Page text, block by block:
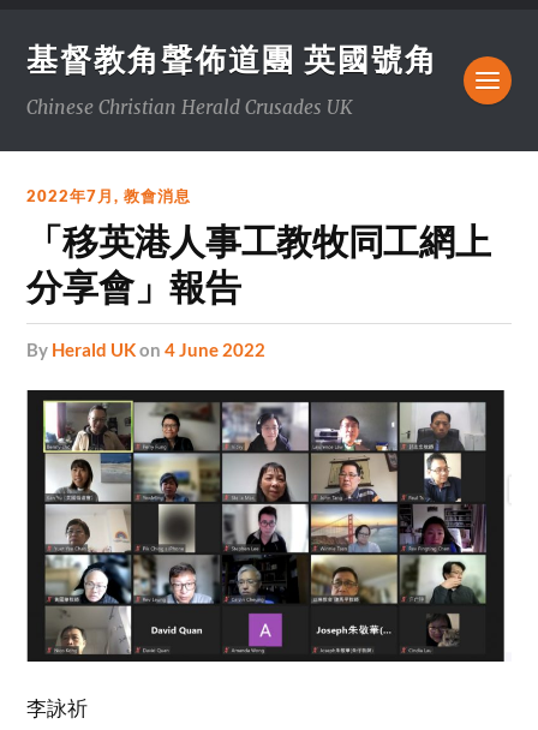
基督教角聲佈道團 英國號角
Chinese Christian Herald Crusades UK
2022年7月,教會消息
「移英港人事工教牧同工網上
分享會」報告
by Herald UKon4 June 2022
李詠祈